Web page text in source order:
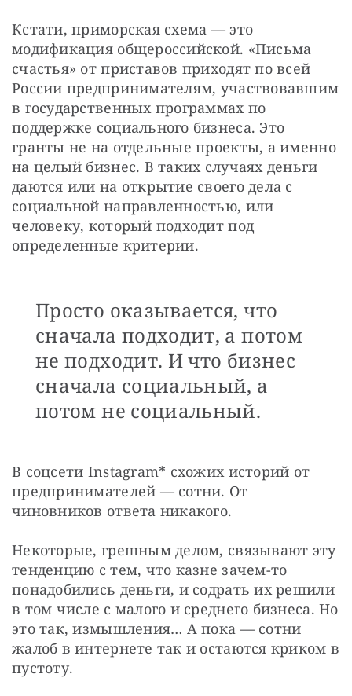
Кстати, приморская схема — это
модификация общероссийской. «Письма
счастья» от приставов приходят по всей
России предпринимателям, участвовавшим
в государственных программах по
поддержке социального бизнеса. Это
гранты не на отдельные проекты, а именно
на целый бизнес. В таких случаях деньги
даются или на открытие своего дела с
социальной направленностью, или
человеку, который подходит под
определенные критерии.
Просто оказывается, что
сначала подходит, а потом
не подходит. И что бизнес
сначала социальный, а
потом не социальный.
В соцсети Instagram* схожих историй от
предпринимателей — сотни. От
чиновников ответа никакого.
Некоторые, грешным делом, связывают эту
тенденцию с тем, что казне зачем-то
понадобились деньги, и содрать их решили
в том числе с малого и среднего бизнеса. Но
это так, измышления… А пока — сотни
жалоб в интернете так и остаются криком в
пустоту.